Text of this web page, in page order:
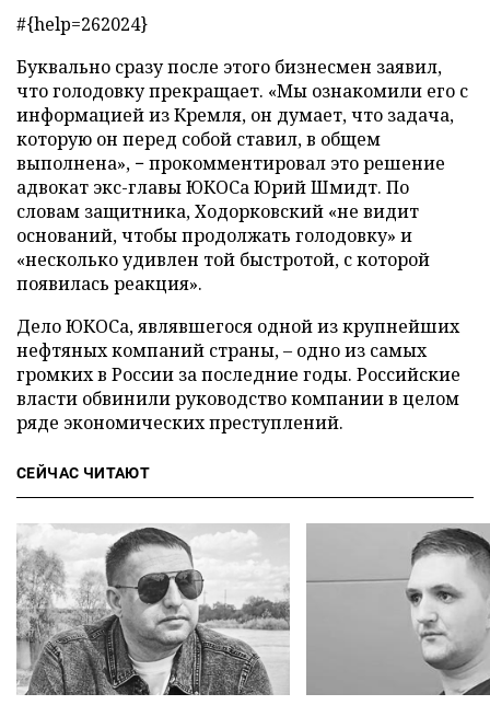
#{help=262024}
Буквально сразу после этого бизнесмен заявил,
что голодовку прекращает. «Мы ознакомили его с
информацией из Кремля, он думает, что задача,
которую он перед собой ставил, в общем
выполнена», − прокомментировал это решение
адвокат экс-главы ЮКОСа Юрий Шмидт. По
словам защитника, Ходорковский «не видит
оснований, чтобы продолжать голодовку» и
«несколько удивлен той быстротой, с которой
появилась реакция».
Дело ЮКОСа, являвшегося одной из крупнейших
нефтяных компаний страны, – одно из самых
громких в России за последние годы. Российские
власти обвинили руководство компании в целом
ряде экономических преступлений.
СЕЙЧАС ЧИТАЮТ